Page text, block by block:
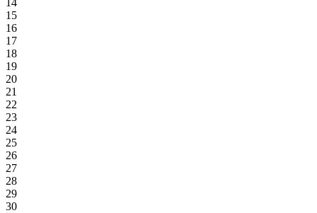
15
16
17
18
19
20
21
22
23
24
25
26
27
28
29
30